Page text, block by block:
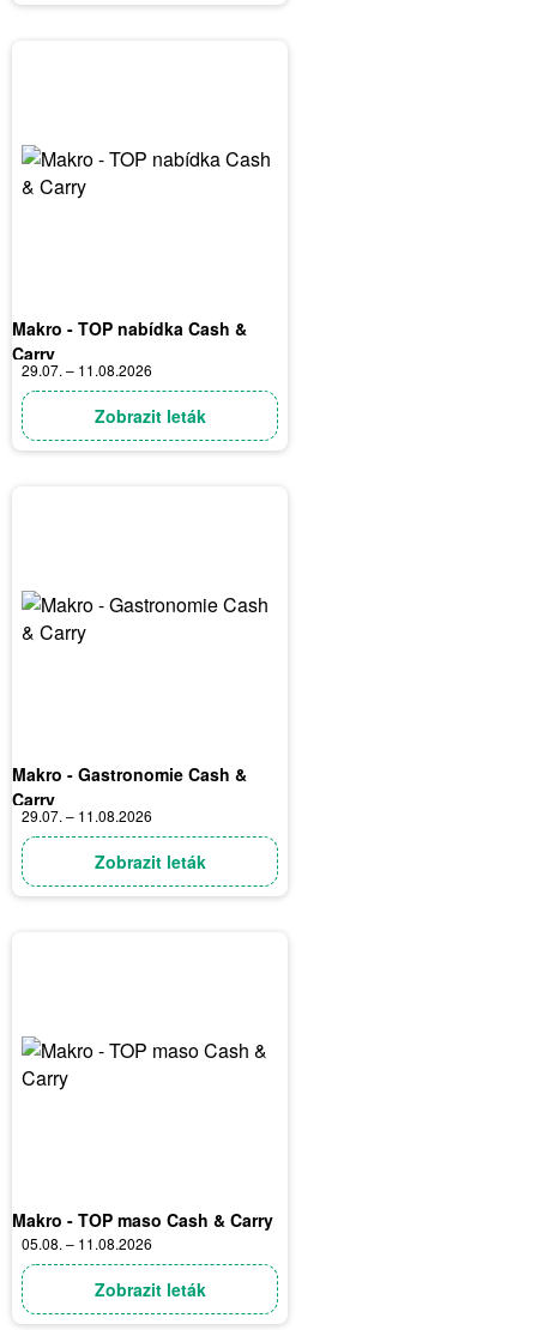
Makro - TOP nabídka Cash &
Carry
29.07. – 11.08.2026
Zobrazit leták
Makro - Gastronomie Cash &
Carry
29.07. – 11.08.2026
Zobrazit leták
Makro - TOP maso Cash & Carry
05.08. – 11.08.2026
Zobrazit leták